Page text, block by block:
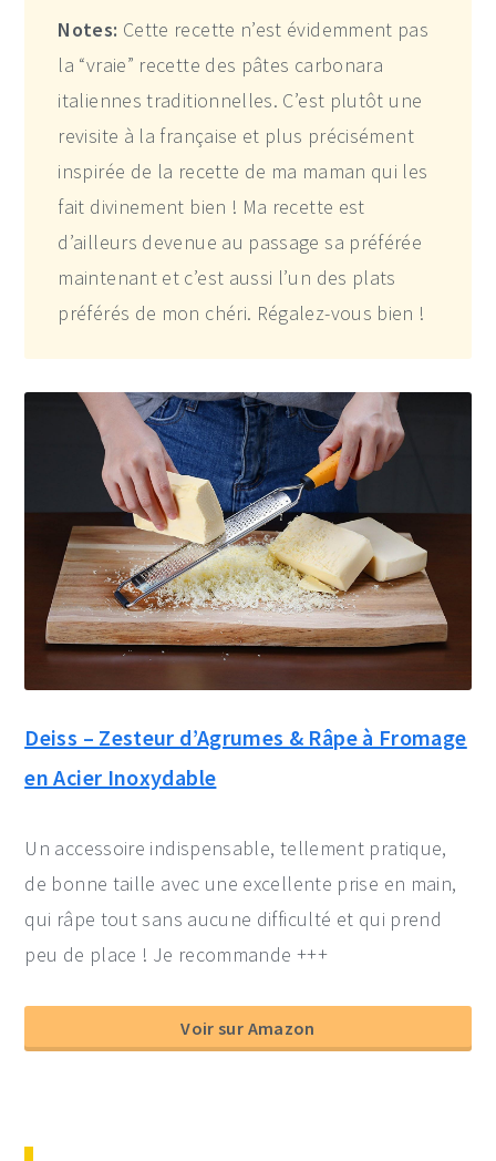
Notes: Cette recette n’est évidemment pas
la “vraie” recette des pâtes carbonara
italiennes traditionnelles. C’est plutôt une
revisite à la française et plus précisément
inspirée de la recette de ma maman qui les
fait divinement bien ! Ma recette est
d’ailleurs devenue au passage sa préférée
maintenant et c’est aussi l’un des plats
préférés de mon chéri. Régalez-vous bien !
Deiss – Zesteur d’Agrumes & Râpe à Fromage
en Acier Inoxydable
Un accessoire indispensable, tellement pratique,
de bonne taille avec une excellente prise en main,
qui râpe tout sans aucune difficulté et qui prend
peu de place ! Je recommande +++
Voir sur Amazon